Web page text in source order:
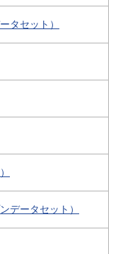
タセット）
データセット）